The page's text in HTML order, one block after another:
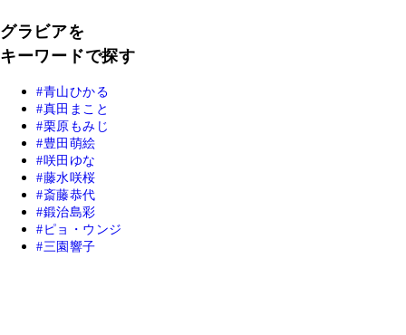
グラビアを
キーワードで探す
青山ひかる
真田まこと
栗原もみじ
豊田萌絵
咲田ゆな
藤水咲桜
斎藤恭代
鍛治島彩
ピョ・ウンジ
三園響子